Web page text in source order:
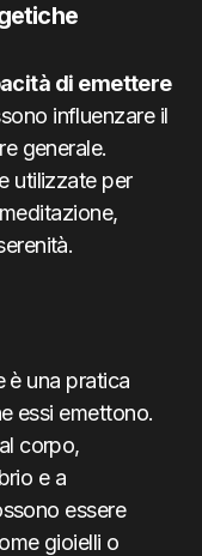
di emettere
influenzare il
generale.
utilizzate per
è una pratica
essi emettono.
corpo,
e a
essere
gioielli o